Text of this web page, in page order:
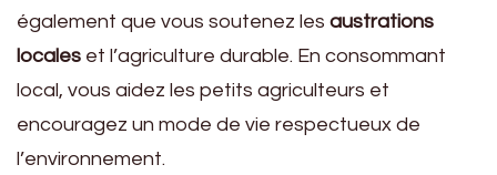
également que vous soutenez les austrations
locales et l’agriculture durable. En consommant
local, vous aidez les petits agriculteurs et
encouragez un mode de vie respectueux de
l’environnement.